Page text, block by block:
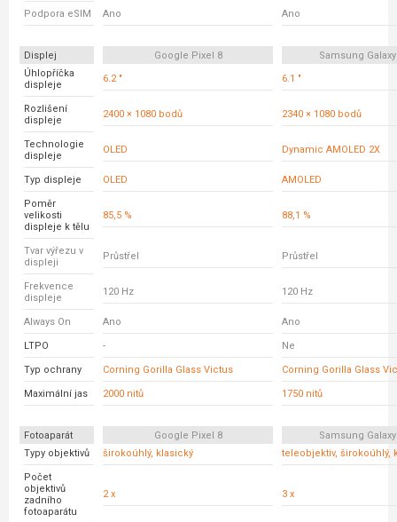
Podpora eSIM Ano Ano
Displej Google Pixel 8
Samsung Galaxy
Úhlopříčka
displeje
6.2 " 6.1 "
Rozlišení
displeje
2400 × 1080 bodů 2340 × 1080 bodů
Technologie
displeje
OLED Dynamic AMOLED 2X
Typ displeje OLED AMOLED
Poměr
velikosti
displeje k tělu
85,5 % 88,1 %
Tvar výřezu v
displeji
Průstřel Průstřel
Frekvence
displeje
120 Hz 120 Hz
Always On Ano Ano
LTPO - Ne
Typ ochrany Corning Gorilla Glass Victus Corning Gorilla Glass
Maximální jas 2000 nitů 1750 nitů
Fotoaparát Google Pixel 8
Samsung Galaxy
Typy objektivů
širokoúhlý, klasický teleobjektiv, širokoúhlý,
Počet
objektivů
zadního
fotoaparátu
2 x 3 x